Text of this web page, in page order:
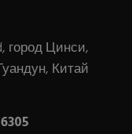
город Цинси,
Китай